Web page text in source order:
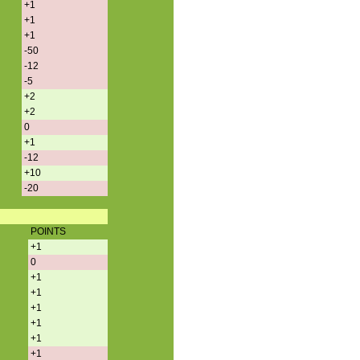
+1
+1
+1
-50
-12
-5
+2
+2
0
+1
-12
+10
-20
POINTS
+1
0
+1
+1
+1
+1
+1
+1